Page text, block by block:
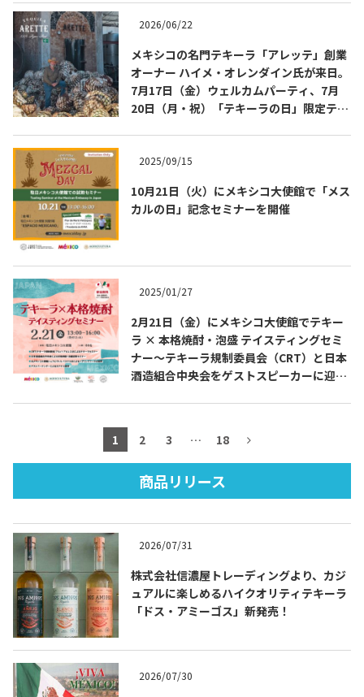
お問合せ
Contact
テキーラ・メスカルが飲める
Bar & Restaurant
Tequila Journal SNS 在日メキシコ大使館 SNS
About
テキーラのつくり方 テキーラマーケット
テキーラの飲み方
メキシコ料理
2026/06/22
メキシコの名門テキーラ「アレッテ」創業
オーナー ハイメ・オレンダイン氏が来日。
7月17日（金）ウェルカムパーティ、7月
20日（月・祝）「テキーラの日」限定テイ
2025/09/15
10月21日（火）にメキシコ大使館で「メス
カルの日」記念セミナーを開催
2025/01/27
2月21日（金）にメキシコ大使館でテキー
ラ × 本格焼酎・泡盛 テイスティングセミ
ナー～テキーラ規制委員会（CRT）と日本
酒造組合中央会をゲストスピーカーに迎え
1 2 3 … 18
商品リリース
2026/07/31
株式会社信濃屋トレーディングより、カジ
ュアルに楽しめるハイクオリティテキーラ
「ドス・アミーゴス」新発売！
2026/07/30